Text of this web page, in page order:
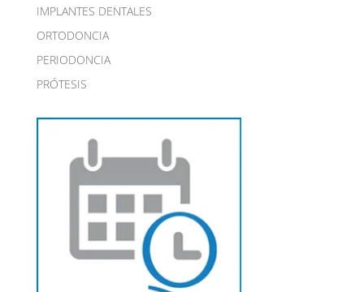
IMPLANTES DENTALES
ORTODONCIA
PERIODONCIA
PRÓTESIS